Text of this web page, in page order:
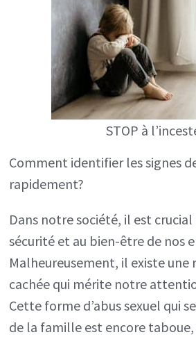
STOP à
Comment identifier les signes
rapidement?
Dans notre société, il est
sécurité et au bien-être de nos
Malheureusement, il existe
cachée qui mérite notre
Cette forme d’abus sexuel qui
de la famille est encore